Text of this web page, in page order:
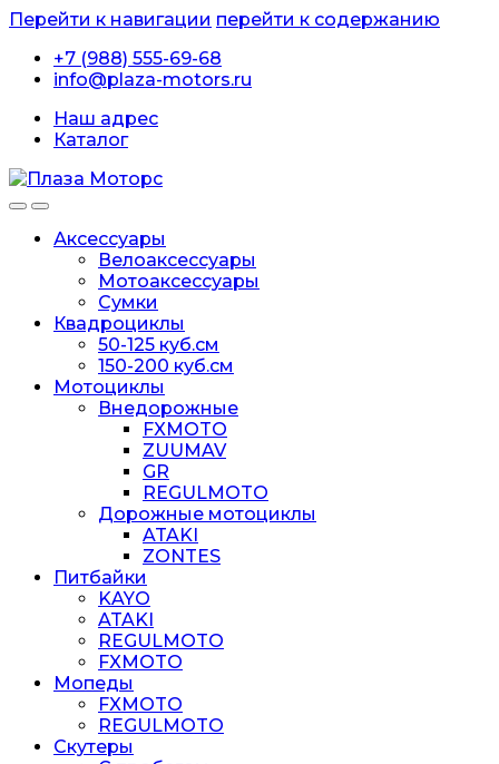
Перейти к навигации перейти к содержанию
+7 (988) 555-69-68
info@plaza-motors.ru
Наш адрес
Каталог
Аксессуары
Велоаксессуары
Мотоаксессуары
Сумки
Квадроциклы
50-125 куб.см
150-200 куб.см
Мотоциклы
Внедорожные
FXMOTO
ZUUMAV
GR
REGULMOTO
Дорожные мотоциклы
ATAKI
ZONTES
Питбайки
KAYO
ATAKI
REGULMOTO
FXMOTO
Мопеды
FXMOTO
REGULMOTO
Скутеры